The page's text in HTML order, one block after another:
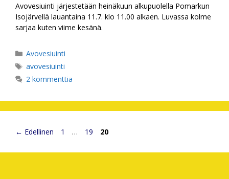
Avovesiuinti järjestetään heinäkuun alkupuolella Pomarkun
Isojärvellä lauantaina 11.7. klo 11.00 alkaen. Luvassa kolme
sarjaa kuten viime kesänä.
Kategoriat
Avovesiuinti
Avainsanat
avovesiuinti
2 kommenttia
← Edellinen Sivu
1 … Sivu
19 Sivu
20